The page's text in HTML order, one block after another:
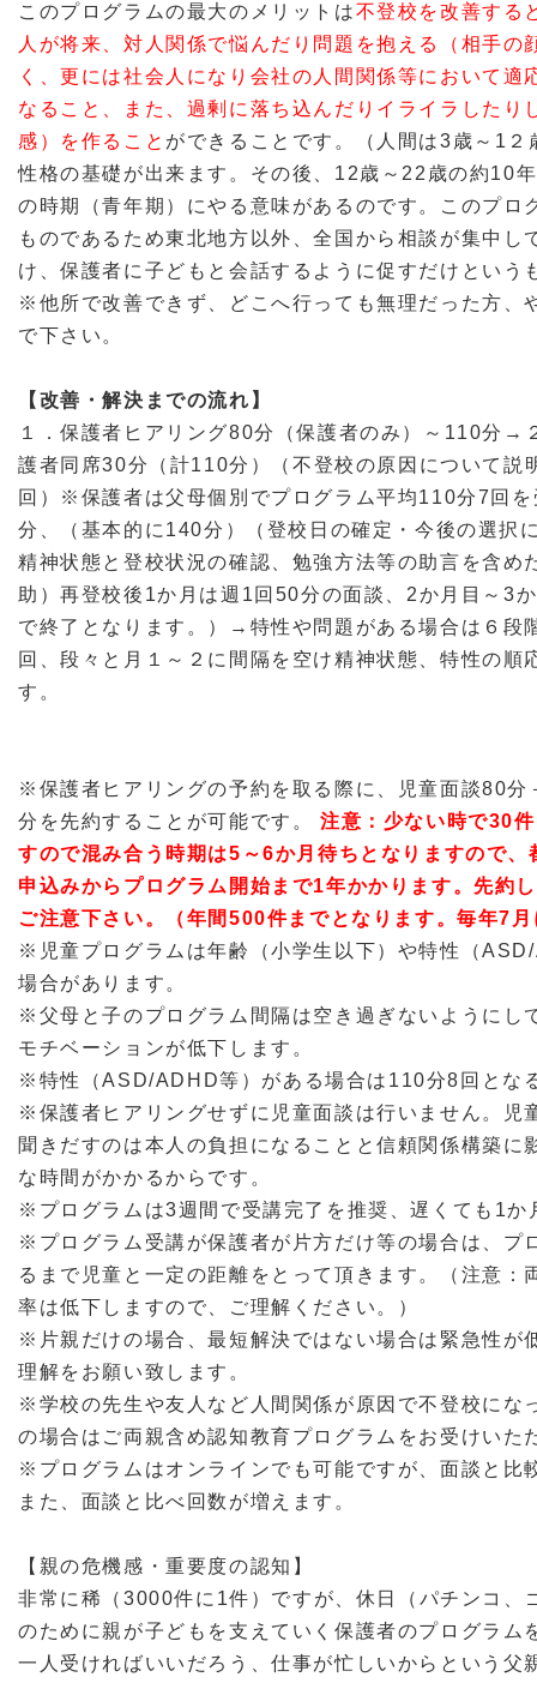
このプログラムの最大のメリットは不登校を改善する
人が将来、対人関係で悩んだり問題を抱える（相手
く、更には社会人になり会社の人間関係等において
なること、また、過剰に落ち込んだりイライラした
感）を作ること ができることです。（人間は3歳～1
性格の基礎が出来ます。その後、12歳～22歳の約10
の時期（青年期）にやる意味があるのです。
このプロ
ものであるため東北地方以外、全国から相談が集中し
け、保護者に子どもと会話するように促すだけという
※他所で改善できず、どこへ行っても無理だった方、
で下さい。
【改善・解決までの流れ】
１．保護者ヒアリング80分（保護者のみ）～110分→
護者同席30分（計110分）（不登校の原因について
回）※保護者は父母個別でプログラム平均110分7回
分、（基本的に140分）（登校日の確定・今後の選
精神状態と登校状況の確認、勉強方法等の助言を含め
助）再登校後1か月は週1回50分の面談、2か月目～3
で終了となります。）→特性や問題がある場合は６段
回、段々と月１～２に間隔を空け精神状態、特性の
す。
※保護者ヒアリングの予約を取る際に、児童面談80
分を先約することが可能です。 注意：少ない時で30
すので混み合う時期は5～6か月待ちとなりますので
申込みからプログラム開始まで1年かかります。先約
ご注意下さい。（年間500件までとなります。毎年7
※児童プログラムは年齢（小学生以下）や特性（
場合があります。
※父母と子のプログラム間隔は空き過ぎないようにし
モチベーションが低下します。
※特性（ASD/ADHD等）がある場合は110分8回とな
※保護者ヒアリングせずに児童面談は行いません。児
聞きだすのは本人の負担になることと信頼関係構築
な時間がかかるからです。
※プログラムは3週間で受講完了を推奨、遅くても1か
※プログラム受講が保護者が片方だけ等の場合は、プ
るまで児童と一定の距離をとって頂きます。（注意
率は低下しますので、ご理解ください。）
※片親だけの場合、最短解決ではない場合は緊急性が
理解をお願い致します。
※学校の先生や友人など人間関係が原因で不登校にな
の場合はご両親含め認知教育プログラムをお受けいた
※プログラムはオンラインでも可能ですが、面談と比
また、面談と比べ回数が増えます。
【親の危機感・重要度の認知】
非常に稀（3000件に1件）ですが、休日（パチンコ、
のために親が子どもを支えていく保護者のプログラ
一人受ければいいだろう、仕事が忙しいからという